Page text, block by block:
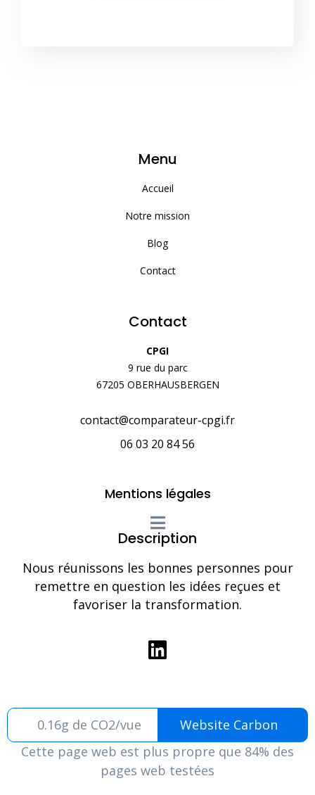
Menu
Accueil
Notre mission
Blog
Contact
Contact
CPGI
9 rue du parc
67205 OBERHAUSBERGEN
contact@comparateur-cpgi.fr
06 03 20 84 56
Mentions légales
Description
Nous réunissons les bonnes personnes pour
remettre en question les idées reçues et
favoriser la transformation.
0.16g de CO2/vue
Website Carbon
Cette page web est plus propre que 84% des
pages web testées